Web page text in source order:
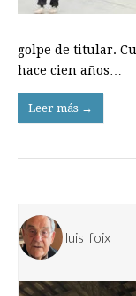
golpe de titular.
hace cien años…
Leer más →
lluis_foix